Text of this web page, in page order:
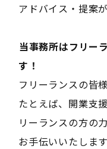
アドバイス・提案
――当事務所はフリ
す！――
フリーランスの皆
たとえば、開業支
リーランスの方の
お手伝いいたしま